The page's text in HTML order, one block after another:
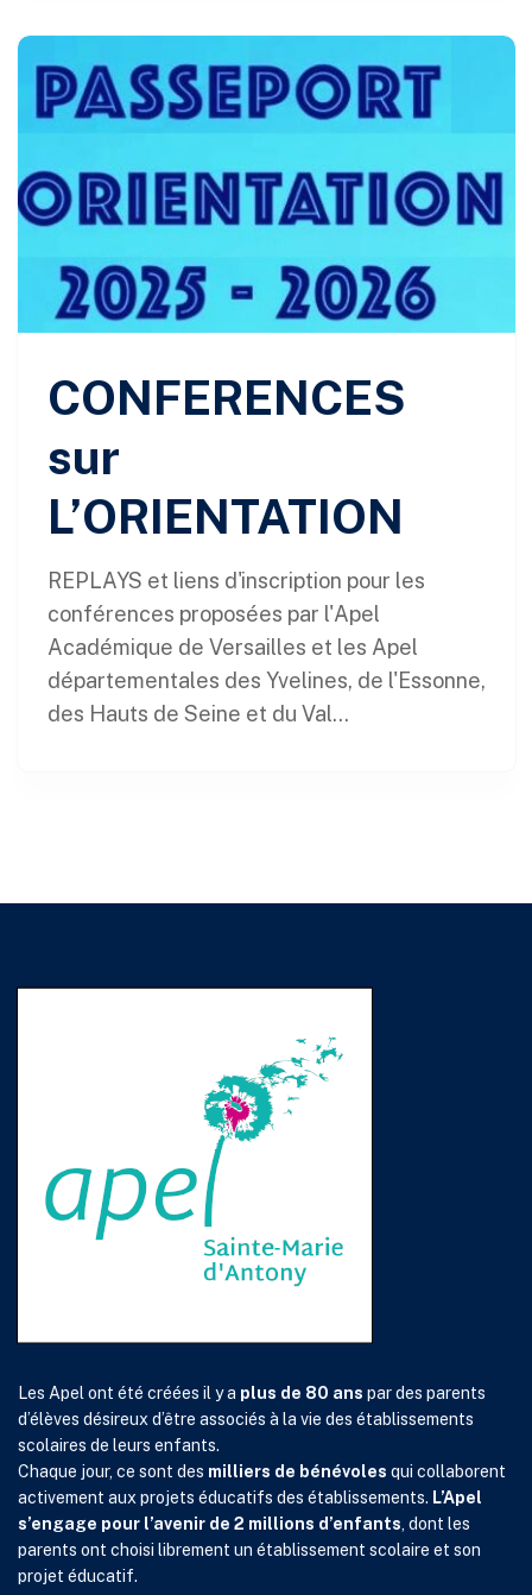
CONFERENCES
sur
L’ORIENTATION
REPLAYS et liens d'inscription pour les
conférences proposées par l'Apel
Académique de Versailles et les Apel
départementales des Yvelines, de l'Essonne,
des Hauts de Seine et du Val...
Les Apel ont été créées il y a plus de 80 ans par des parents
d’élèves désireux d’être associés à la vie des établissements
scolaires de leurs enfants.
Chaque jour, ce sont des milliers de bénévoles qui collaborent
activement aux projets éducatifs des établissements. L’Apel
s’engage pour l’avenir de 2 millions d’enfants, dont les
parents ont choisi librement un établissement scolaire et son
projet éducatif.